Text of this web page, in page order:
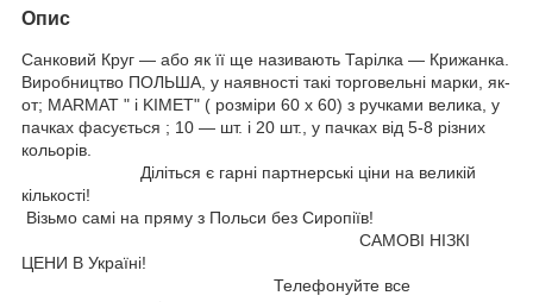
Опис
Санковий Круг — або як її ще називають Тарілка — Крижанка.
Виробництво ПОЛЬША, у наявності такі торговельні марки, як-
от; MARMAT " і KIMET" ( розміри 60 х 60) з ручками велика, у
пачках фасується ; 10 — шт. і 20 шт., у пачках від 5-8 різних
кольорів.
Діліться є гарні партнерські ціни на великій
кількості!
Візьмо самі на пряму з Польси без Сиропіїв!
САМОВІ НІЗКІ
ЦЕНИ В Україні!
Телефонуйте все